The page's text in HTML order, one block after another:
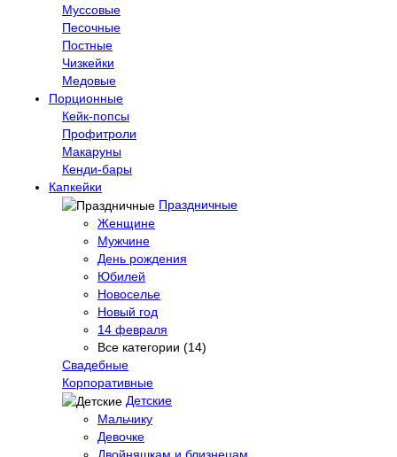
Муссовые
Песочные
Постные
Чизкейки
Медовые
Порционные
Кейк-попсы
Профитроли
Макаруны
Кенди-бары
Капкейки
Праздничные
Женщине
Мужчине
День рождения
Юбилей
Новоселье
Новый год
14 февраля
Все категории (14)
Свадебные
Корпоративные
Детские
Мальчику
Девочке